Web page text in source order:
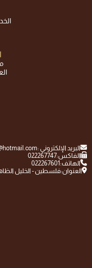
البريد الإلكتروني :
الفاكس:022267747
الهاتف:022267601
العنوان:فلسطين - الخليل